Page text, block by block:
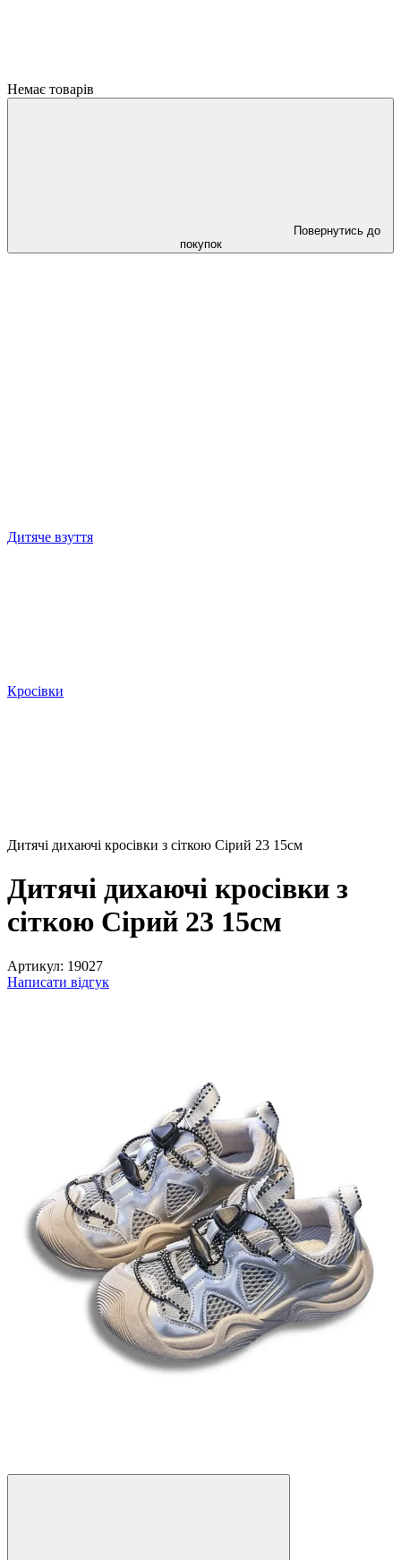
Немає товарів
Повернутись до
покупок
Дитяче взуття
Кросівки
Дитячі дихаючі кросівки з сіткою Сірий 23 15см
Дитячі дихаючі кросівки з
сіткою Сірий 23 15см
Артикул: 19027
Написати відгук